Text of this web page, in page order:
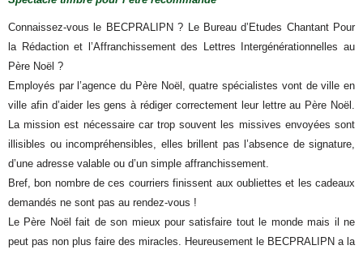
Connaissez-vous le BECPRALIPN ? Le Bureau d’Etudes Chantant Pour
la Rédaction et l’Affranchissement des Lettres Intergénérationnelles au
Père Noël ?
Employés par l’agence du Père Noël, quatre spécialistes vont de ville en
ville afin d’aider les gens à rédiger correctement leur lettre au Père Noël.
La mission est nécessaire car trop souvent les missives envoyées sont
illisibles ou incompréhensibles, elles brillent pas l’absence de signature,
d’une adresse valable ou d’un simple affranchissement.
Bref, bon nombre de ces courriers finissent aux oubliettes et les cadeaux
demandés ne sont pas au rendez-vous !
Le Père Noël fait de son mieux pour satisfaire tout le monde mais il ne
peut pas non plus faire des miracles. Heureusement le BECPRALIPN a la